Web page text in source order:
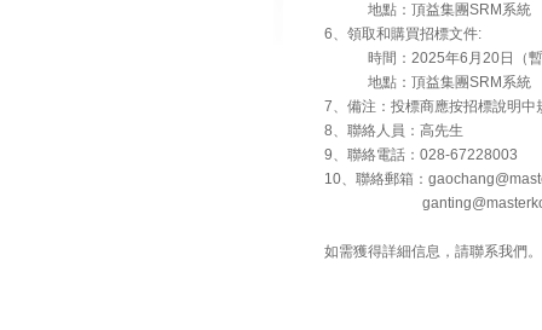
地點：頂益集團SRM系統
6、領取和購買招標文件:
時間：2025年6月20日（暫
地點：頂益集團SRM系統
7、備注：投標商應按招標說明
8、聯絡人員：高先生
9、聯絡電話：028-67228003
10、聯絡郵箱：
如需獲得詳細信息，請聯系我們。